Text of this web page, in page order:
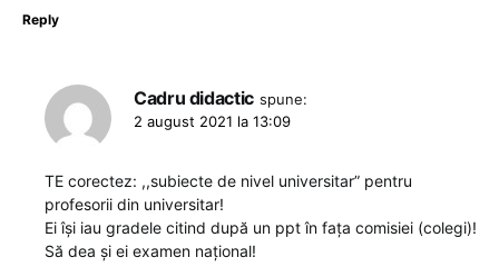
Reply
Cadru didactic spune:
2 august 2021 la 13:09
TE corectez: ,,subiecte de nivel universitar” pentru
profesorii din universitar!
Ei își iau gradele citind după un ppt în fața comisiei (colegi)!
Să dea și ei examen național!